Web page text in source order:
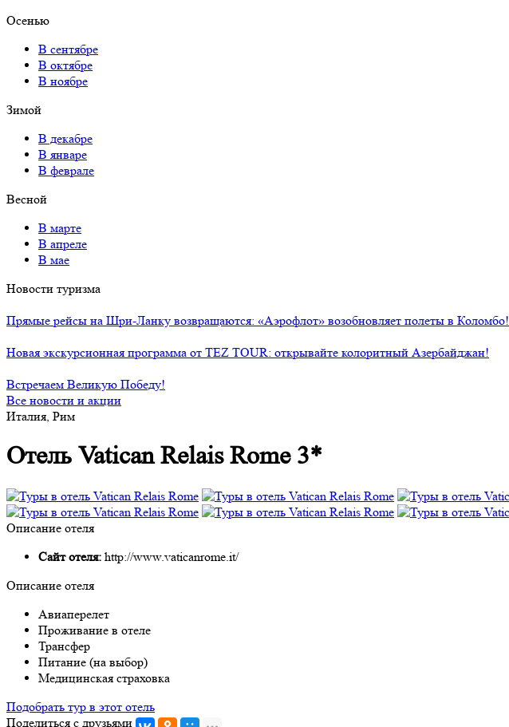
Осенью
В сентябре
В октябре
В ноябре
Зимой
В декабре
В январе
В феврале
Весной
В марте
В апреле
В мае
Новости туризма
Прямые рейсы на Шри-Ланку возвращаются: «Аэрофлот» возобновляет полеты в Коломбо!
Новая экскурсионная программа от TEZ TOUR: открывайте колоритный Азербайджан!
Встречаем Великую Победу!
Все новости и акции
Италия, Рим
Отель Vatican Relais Rome 3*
Описание отеля
Сайт отеля: http://www.vaticanrome.it/
Описание отеля
Авиаперелет
Проживание в отеле
Трансфер
Питание (на выбор)
Медицинская страховка
Подобрать тур в этот отель
Поделиться с друзьями